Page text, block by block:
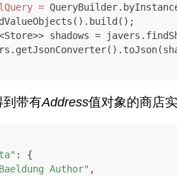
=
到带有Address值对象的商店
: {
Author" ,